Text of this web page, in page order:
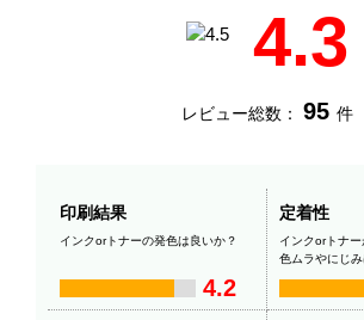
4.3
レビュー総数： 95 件
印刷結果
インクorトナーの発色は良いか？
4.2
定着性
インクorトナー
色ムラやにじ